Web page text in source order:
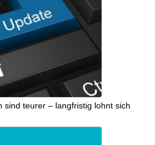
sind teurer – langfristig lohnt sich